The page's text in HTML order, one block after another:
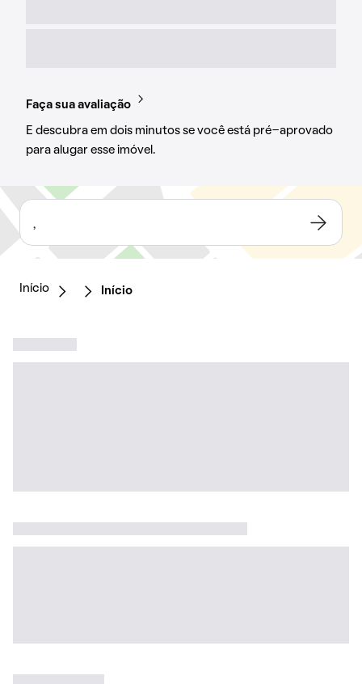
Faça sua avaliação
E descubra em dois minutos se você está pré-aprovado
para alugar esse imóvel.
,
Início Início